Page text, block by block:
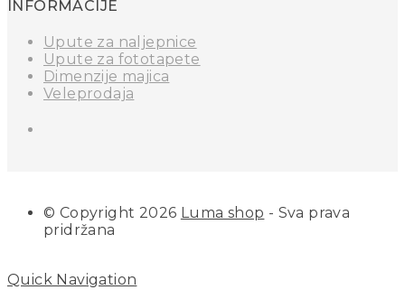
INFORMACIJE
Upute za naljepnice
Upute za fototapete
Dimenzije majica
Veleprodaja
© Copyright 2026 Luma shop - Sva prava
pridržana
Quick Navigation